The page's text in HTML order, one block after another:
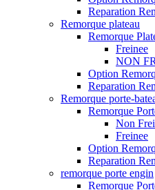
Reparation
Remorque plateau
Remorque
Freinee
NON
Option
Reparation
Remorque porte-
Remorque
Non
Freinee
Option
Reparation
remorque porte engin
Remorque